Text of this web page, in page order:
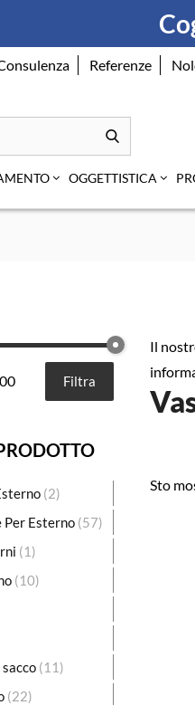
Referenze
OGGETTISTICA
Filtra
(2)
Per Esterno (57)
(1)
(10)
(11)
(22)
Il
Sto